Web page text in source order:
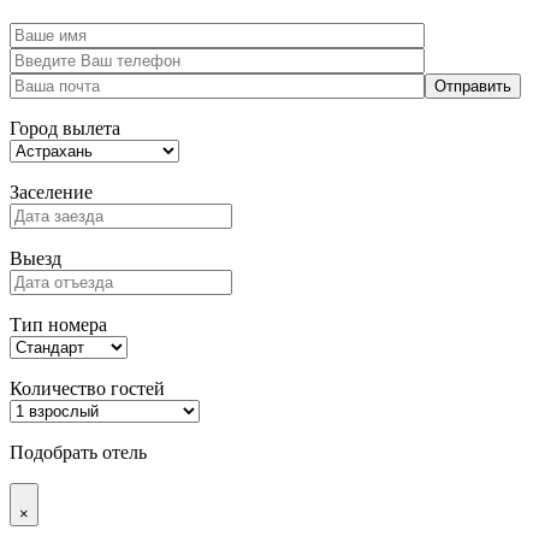
Город вылета
Заселение
Выезд
Тип номера
Количество гостей
Подобрать отель
×